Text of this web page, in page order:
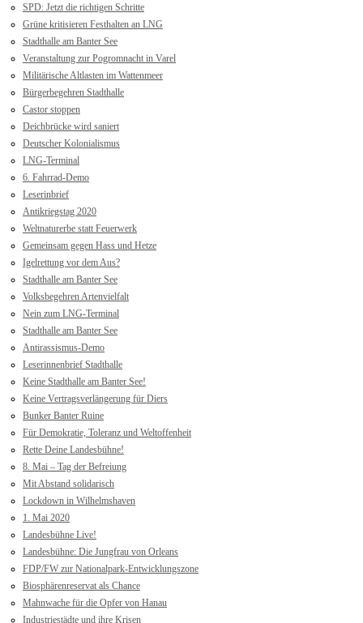
SPD: Jetzt die richtigen Schritte
Grüne kritisieren Festhalten an LNG
Stadthalle am Banter See
Veranstaltung zur Pogromnacht in Varel
Militärische Altlasten im Wattenmeer
Bürgerbegehren Stadthalle
Castor stoppen
Deichbrücke wird saniert
Deutscher Kolonialismus
LNG-Terminal
6. Fahrrad-Demo
Leserinbrief
Antikriegstag 2020
Weltnaturerbe statt Feuerwerk
Gemeinsam gegen Hass und Hetze
Igelrettung vor dem Aus?
Stadthalle am Banter See
Volksbegehren Artenvielfalt
Nein zum LNG-Terminal
Stadthalle am Banter See
Antirassismus-Demo
Leserinnenbrief Stadthalle
Keine Stadthalle am Banter See!
Keine Vertragsverlängerung für Diers
Bunker Banter Ruine
Für Demokratie, Toleranz und Weltoffenheit
Rette Deine Landesbühne!
8. Mai – Tag der Befreiung
Mit Abstand solidarisch
Lockdown in Wilhelmshaven
1. Mai 2020
Landesbühne Live!
Landesbühne: Die Jungfrau von Orleans
FDP/FW zur Nationalpark-Entwicklungszone
Biosphärenreservat als Chance
Mahnwache für die Opfer von Hanau
Industriestädte und ihre Krisen